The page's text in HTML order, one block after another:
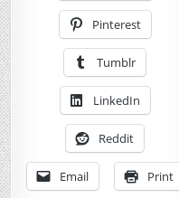
Pinterest
Tumblr
LinkedIn
Reddit
Email Print